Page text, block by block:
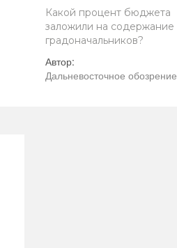
Какой процент бюджета
заложили на содержание
градоначальников?
Автор:
Дальневосточное обозрение